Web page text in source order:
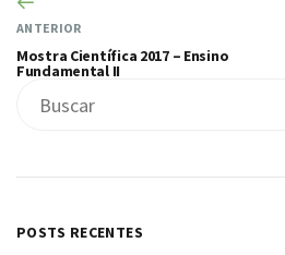
ANTERIOR
Mostra Científica 2017 – Ensino
Fundamental II
POSTS RECENTES